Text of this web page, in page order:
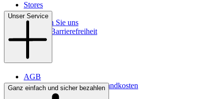
Stores
Kontakt
So finden Sie uns
Digitale Barrierefreiheit
Unser Service
AGB
Lieferbedingungen & Versandkosten
Bezahlung
Ganz einfach und sicher bezahlen